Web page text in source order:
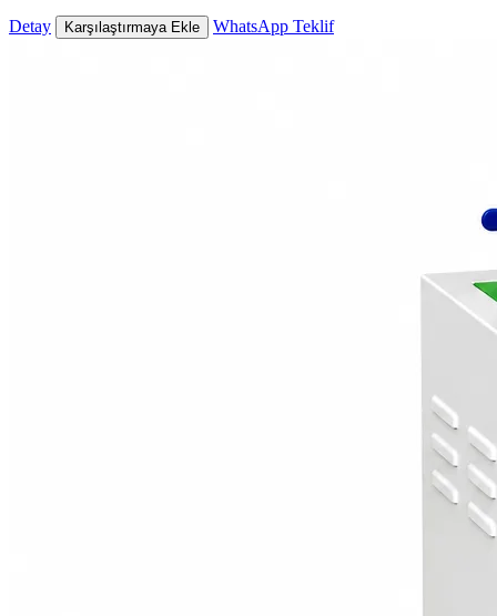
Detay Karşılaştırmaya Ekle WhatsApp Teklif